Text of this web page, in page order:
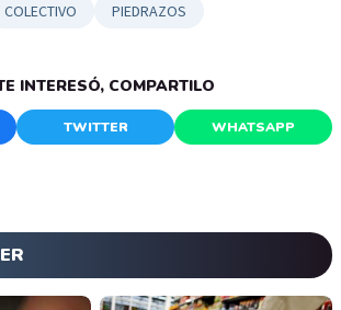
COLECTIVO PIEDRAZOS
INTERESÓ, COMPARTILO
TWITTER WHATSAPP